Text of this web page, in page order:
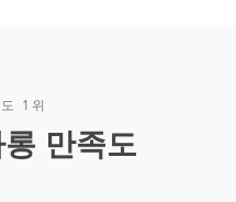
1위
만족도